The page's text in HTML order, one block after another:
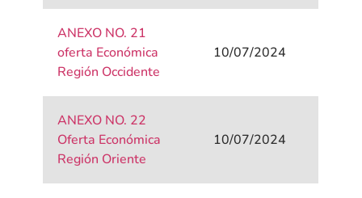
ANEXO NO. 21
oferta Económica
Región Occidente
10/07/2024
ANEXO NO. 22
Oferta Económica
Región Oriente
10/07/2024